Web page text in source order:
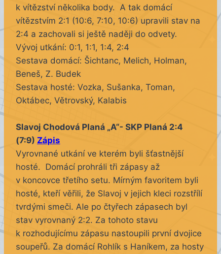
k vítězství několika body. A tak domácí
vítězstvím 2:1 (10:6, 7:10, 10:6) upravili stav na
2:4 a zachovali si ještě naději do odvety.
Vývoj utkání: 0:1, 1:1, 1:4, 2:4
Sestava domácí: Šichtanc, Melich, Holman,
Beneš, Z. Budek
Sestava hosté: Vozka, Sušanka, Toman,
Oktábec, Větrovský, Kalabis
Slavoj Chodová Planá „A“- SKP Planá 2:4
(7:9) Zápis
Vyrovnané utkání ve kterém byli šťastnější
hosté. Domácí prohráli tři zápasy až
v koncovce třetího setu. Mírným favoritem byli
hosté, kteří věřili, že Slavoj v jejich kleci rozstřílí
tvrdými smeči. Ale po čtyřech zápasech byl
stav vyrovnaný 2:2. Za tohoto stavu
k rozhodujícímu zápasu nastoupili první dvojice
soupeřů. Za domácí Rohlík s Haníkem, za hosty